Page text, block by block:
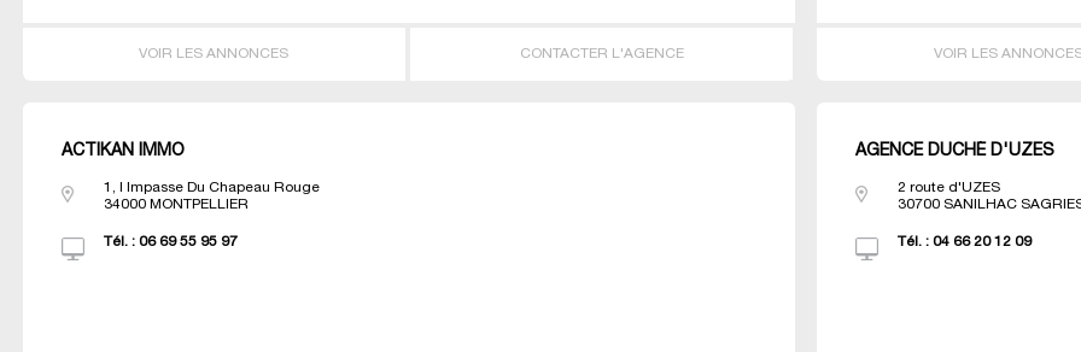
VOIR LES ANNONCES CONTACTER L'AGENCE VOIR LES
ACTIKAN IMMO
1, I Impasse Du Chapeau Rouge
34000 MONTPELLIER
Tél. : 06 69 55 95 97
AGENCE DUCHÉ D'UZES
2 route d'UZES
30700 SANILHAC
Tél. :04 66 20 12 09